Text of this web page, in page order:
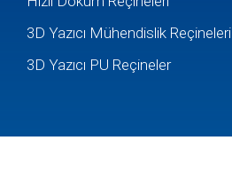
3D Yazıcı Mühendislik Reçineleri
3D Yazıcı PU Reçineler